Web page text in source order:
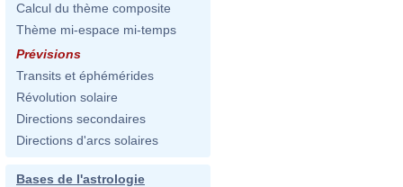
Calcul du thème composite
Thème mi-espace mi-temps
Prévisions
Transits et éphémérides
Révolution solaire
Directions secondaires
Directions d'arcs solaires
Bases de l'astrologie